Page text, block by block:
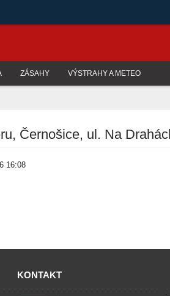
ZÁSAHY VÝSTRAHY A METEO
Černošice, ul. Na
16:08
KONTAKT